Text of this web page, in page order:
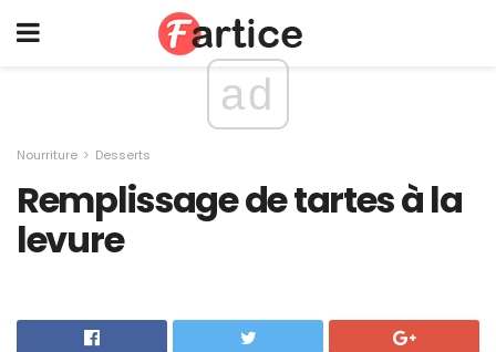
ad
Nourriture Desserts
Remplissage de tartes à la
levure